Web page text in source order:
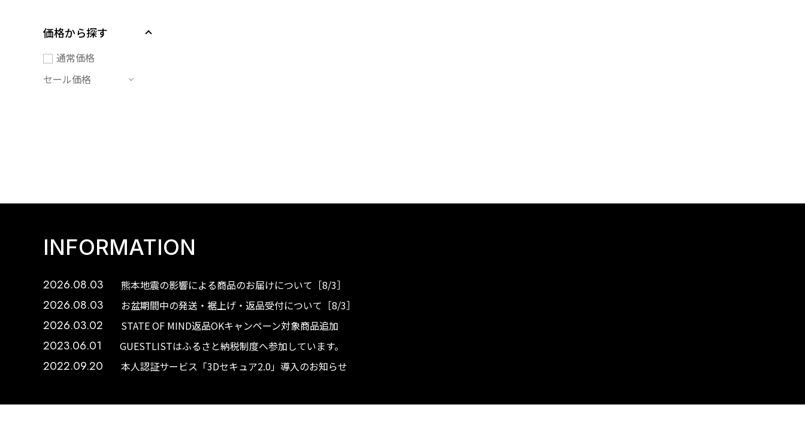
価格から探す
通常価格
セール価格
INFORMATION
2026.08.03 熊本地震の影響による商品のお届けについて［8/3］
2026.08.03 お盆期間中の発送・裾上げ・返品受付について［8/3］
2026.03.02 STATE OF MIND返品OKキャンペーン対象商品追加
2023.06.01 GUESTLISTはふるさと納税制度へ参加しています。
2022.09.20 本人認証サービス「3Dセキュア2.0」導入のお知らせ